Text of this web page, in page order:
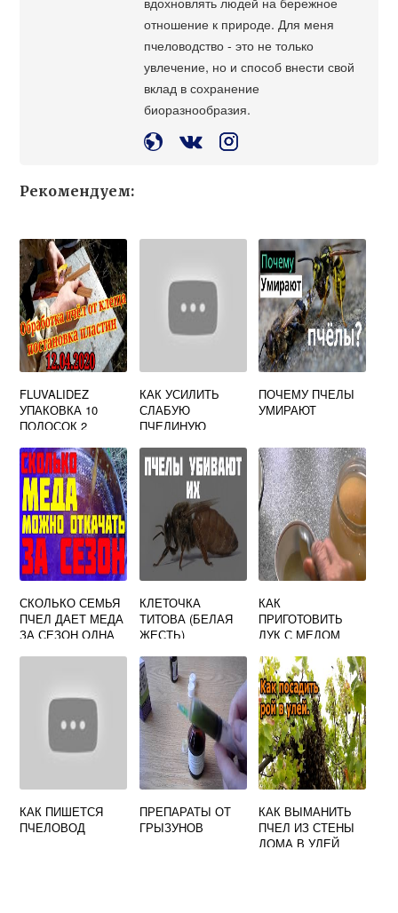
отношение к природе. Для меня
пчеловодство - это не только
увлечение, но и способ внести свой
вклад в сохранение
биоразнообразия.
Рекомендуем:
FLUVALIDEZ
УПАКОВКА 10
ПОЛОСОК 2
УЛЕЙ
КАК УСИЛИТЬ
СЛАБУЮ
ПЧЕЛИНУЮ
ПОЧЕМУ ПЧЕЛЫ
УМИРАЮТ
СКОЛЬКО СЕМЬЯ
ПЧЕЛ ДАЕТ МЕДА
ЗА СЕЗОН ОДНА
КЛЕТОЧКА
ТИТОВА (БЕЛАЯ
ЖЕСТЬ)
КАК
ПРИГОТОВИТЬ
ЛУК С МЕДОМ
КАК ПИШЕТСЯ
ПЧЕЛОВОД
ПРЕПАРАТЫ ОТ
ГРЫЗУНОВ
КАК ВЫМАНИТЬ
ПЧЕЛ ИЗ СТЕНЫ
ДОМА В УЛЕЙ